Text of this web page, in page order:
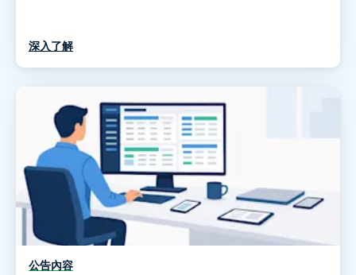
深入了解
公告內容